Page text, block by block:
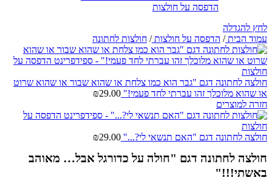
לחץ להגדלה
עמוד הבית/ הדפסה על חולצות/ חולצות לחתונה
חולצה לחתונה דגם "גבר הוא כמו צלחת או שהוא שבור או שהוא שרוט
או שהוא מלוכלך זהו עברתי לחד פעמי!"
₪29.00
חזרה למוצרים
חולצה לחתונה דגם "האם תנשאי לי?..." ₪29.00
חולצה לחתונה דגם "חולה על כדורגל אבל… מאוהב
באשתי!!!"